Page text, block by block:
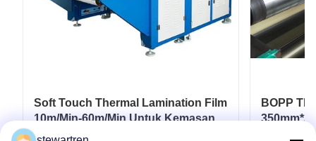
Soft Touch Thermal Lamination Film
10m/Min-60m/Min Untuk Kemasan
Fleksibel
BOPP